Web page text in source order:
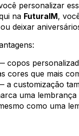
personalizar
na FuturaIM,
deixar
copos
cores que mais
a customização
uma
como uma